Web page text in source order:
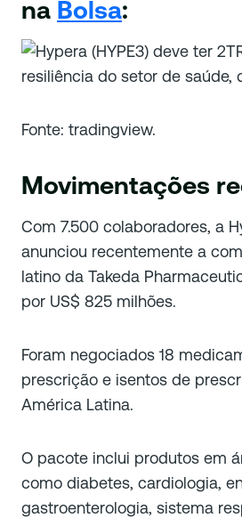
na Bolsa:
Fonte: tradingview.
Movimentações
Com 7.500 colaboradores, a
anunciou recentemente a
latino da Takeda
por US$ 825 milhões.
Foram negociados 18
prescrição e isentos de
América Latina.
O pacote inclui produtos em
como diabetes, cardiologia,
gastroenterologia, sistema